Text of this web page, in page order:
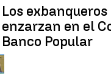
Los
enzarzan en el
Banco Popular